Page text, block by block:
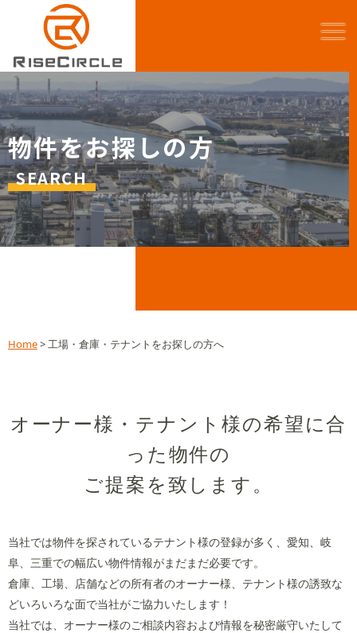
物件をお探しの方
SEARCH
Home>工場・倉庫・テナントをお探しの方へ
オーナー様・テナント様の希望に合
った物件の
ご提案を致します。
当社では物件を探されているテナント様の登録が多く、愛知、岐
阜、三重での幅広い物件情報がまだまだ必要です。
倉庫、工場、店舗などの所有者のオーナー様、テナント様の誘致な
どいろいろな面で当社がご協力いたします！
当社では、オーナー様のご相談内容および情報を秘密厳守いたして